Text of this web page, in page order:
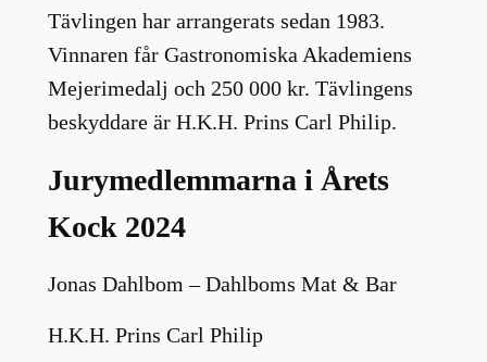
Tävlingen har arrangerats sedan 1983.
Vinnaren får Gastronomiska Akademiens
Mejerimedalj och 250 000 kr. Tävlingens
beskyddare är H.K.H. Prins Carl Philip.
Jurymedlemmarna i Årets
Kock 2024
Jonas Dahlbom – Dahlboms Mat & Bar
H.K.H. Prins Carl Philip